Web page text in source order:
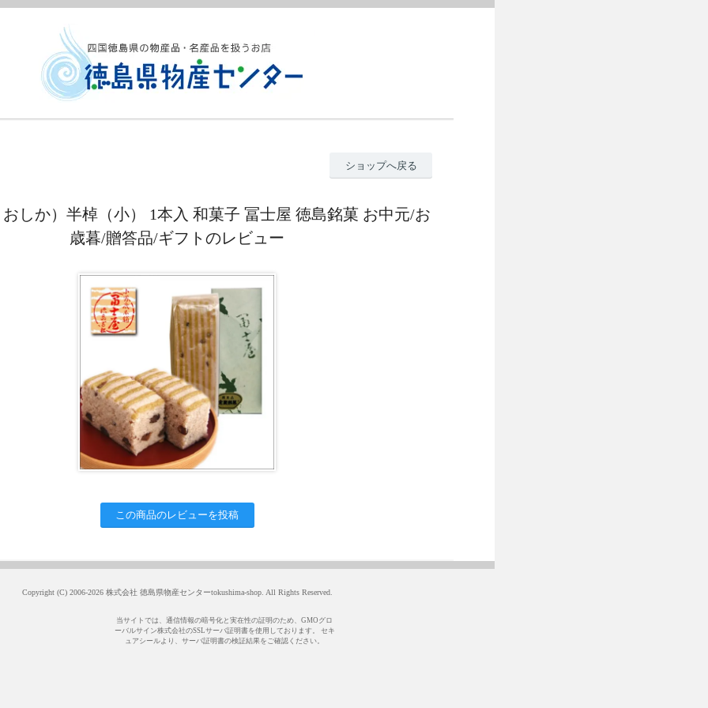
ショップへ戻る
しか）半棹（小） 1本入 和菓子 冨士屋 徳島銘菓 お中元/お
歳暮/贈答品/ギフトのレビュー
この商品のレビューを投稿
Copyright (C) 2006-2026 株式会社 徳島県物産センターtokushima-shop. All Rights Reserved.
当サイトでは、通信情報の暗号化と実在性の証明のため、GMOグロ
ーバルサイン株式会社のSSLサーバ証明書を使用しております。 セキ
ュアシールより、サーバ証明書の検証結果をご確認ください。